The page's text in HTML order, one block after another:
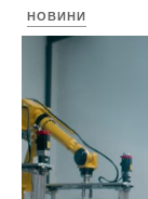
НОВИНИ